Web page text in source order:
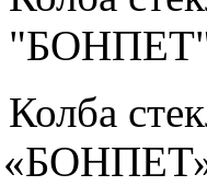
Колба
«БОНПЕТ»